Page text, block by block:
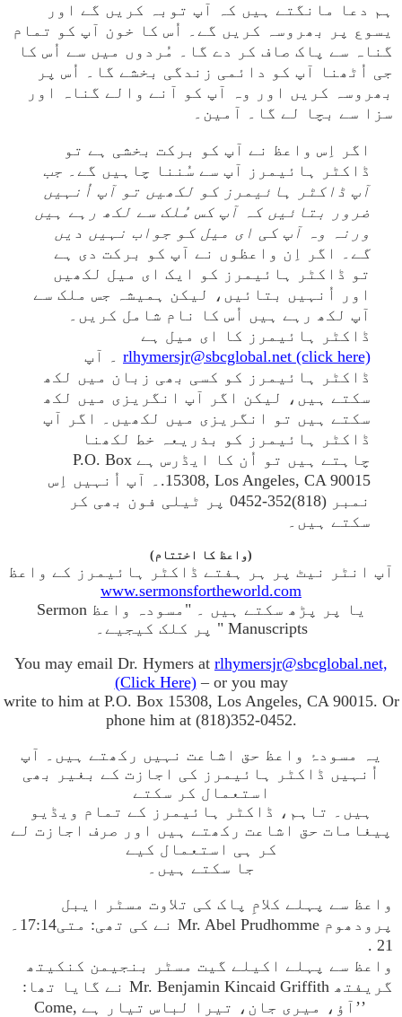
ہم دعا مانگتے ہیں کہ آپ توبہ کریں گے اور
یسوع پر بھروسہ کریں گے۔ اُس کا خون آپ کو تمام
گناہ سے پاک صاف کر دے گا۔ مُردوں میں سے اُس کا
جی اُٹھنا آپ کو دائمی زندگی بخشے گا۔ اُس پر
بھروسہ کریں اور وہ آپ کو آنے والے گناہ اور
سزا سے بچا لے گا۔ آمین۔
اگر اِس واعظ نے آپ کو برکت بخشی ہے تو
ڈاکٹر ہائیمرز آپ سے سُننا چاہیں گے۔ جب
آپ ڈاکٹر ہائیمرز کو لکھیں تو آپ اُنہیں
ضرور بتائیں کہ آپ کس مُلک سے لکھ رہے ہیں
ورنہ وہ آپ کی ای میل کو جواب نہیں دیں
گے ۔ اگر اِن واعظوں نے آپ کو برکت دی ہے
تو ڈاکٹر ہائیمرز کو ایک ای میل لکھیں
اور اُنہیں بتائیں، لیکن ہمیشہ جس ملک سے
آپ لکھ رہے ہیں اُس کا نام شامل کریں۔
ڈاکٹر ہائیمرز کا ای میل ہے
rlhymersjr@sbcglobal.net (click here) ۔ آپ
ڈاکٹر ہائیمرز کو کسی بھی زبان میں لکھ
سکتے ہیں، لیکن اگر آپ انگریزی میں لکھ
سکتے ہیں تو انگریزی میں لکھیں۔ اگر آپ
ڈاکٹر ہائیمرز کو بذریعہ خط لکھنا
چاہتے ہیں تو اُن کا ایڈرس ہے P.O. Box
15308, Los Angeles, CA 90015.۔ آپ اُنہیں اِس
نمبر (818)352-0452 پر ٹیلی فون بھی کر
سکتے ہیں۔
(واعظ کا اختتام)
آپ انٹر نیٹ پر ہر ہفتے ڈاکٹر ہائیمرز کے واعظ
www.sermonsfortheworld.com
یا پر پڑھ سکتے ہیں ۔ "مسودہ واعظ Sermon
Manuscripts " پر کلک کیجیے۔
You may email Dr. Hymers at rlhymersjr@sbcglobal.net,
(Click Here)– or you may
write to him at P.O. Box 15308, Los Angeles, CA 90015. Or
phone him at (818)352-0452.
یہ مسودۂ واعظ حق اشاعت نہیں رکھتے ہیں۔ آپ
اُنہیں ڈاکٹر ہائیمرز کی اجازت کے بغیر بھی
استعمال کر سکتے
ہیں۔ تاہم، ڈاکٹر ہائیمرز کے تمام ویڈیو
پیغامات حق اشاعت رکھتے ہیں اور صرف اجازت لے
کر ہی استعمال کیے
جا سکتے ہیں۔
واعظ سے پہلے کلامِ پاک کی تلاوت مسٹر ایبل
پرودھوم Mr. Abel Prudhomme نے کی تھی: متی17:14۔
21 .
واعظ سے پہلے اکیلے گیت مسٹر بنجیمن کنکیتھ
گریفتھ Mr. Benjamin Kincaid Griffith نے گایا تھا:
’’آؤ، میری جان، تیرا لباس تیار ہے Come,